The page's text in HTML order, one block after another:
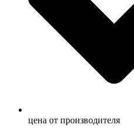
ценa от производителя